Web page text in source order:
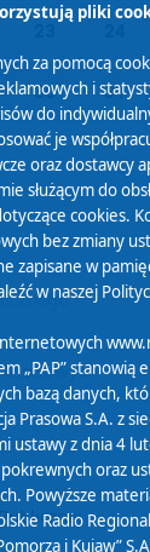
30 31
pliki
za pomocą
i
do
je
oraz dostawcy
służącym do
cookies.
bez zmiany
zapisane w
w naszej
„PAP” stanowią
bazą danych,
Prasowa S.A. z
ustawy z dnia 4
oraz
Powyższe
Radio
i Kujaw”